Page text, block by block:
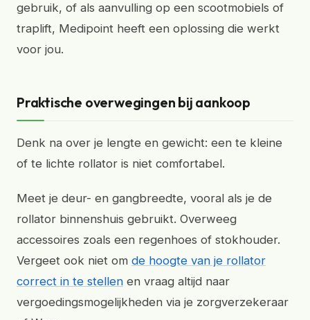
gebruik, of als aanvulling op een scootmobiels of
traplift, Medipoint heeft een oplossing die werkt
voor jou.
Praktische overwegingen bij aankoop
Denk na over je lengte en gewicht: een te kleine
of te lichte rollator is niet comfortabel.
Meet je deur- en gangbreedte, vooral als je de
rollator binnenshuis gebruikt. Overweeg
accessoires zoals een regenhoes of stokhouder.
Vergeet ook niet om de hoogte van je rollator
correct in te stellen en vraag altijd naar
vergoedingsmogelijkheden via je zorgverzekeraar